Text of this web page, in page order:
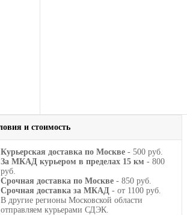
и стоимость
Курьерская доставка по Москве - 500 руб.
За МКАД курьером в пределах 15 км - 800
руб.
Срочная доставка по Москве - 850 руб.
Срочная доставка за МКАД - от 1100 руб.
В другие регионы Московской области
отправляем курьерами СДЭК.